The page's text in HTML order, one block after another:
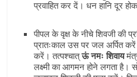
प्रवाहित कर दें। धन हानि दूर
पीपल के वृक्ष के नीचे शिवजी की
प्रातःकाल उस पर जल अर्पित
करें। तत्पश्चात्ऊं नमः शिवाय
लक्ष्मी का आगमन होने लगता है।